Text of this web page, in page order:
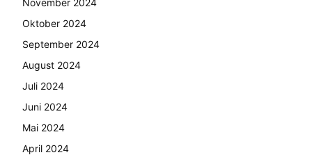
November 2024
Oktober 2024
September 2024
August 2024
Juli 2024
Juni 2024
Mai 2024
April 2024